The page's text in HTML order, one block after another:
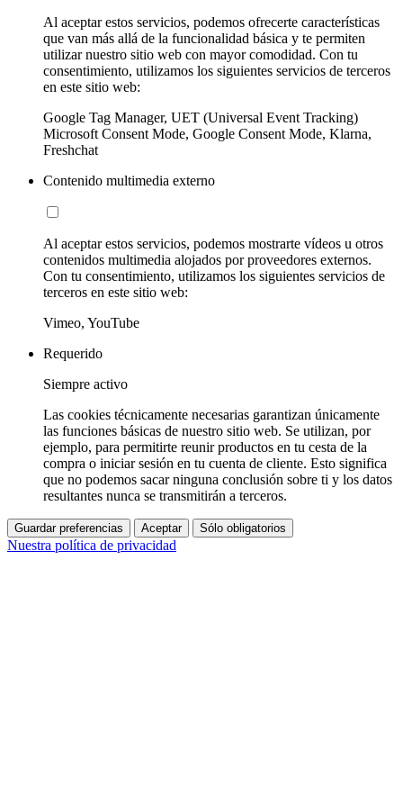
Al aceptar estos servicios, podemos ofrecerte características
que van más allá de la funcionalidad básica y te permiten
utilizar nuestro sitio web con mayor comodidad. Con tu
consentimiento, utilizamos los siguientes servicios de terceros
en este sitio web:
Google Tag Manager, UET (Universal Event Tracking)
Microsoft Consent Mode, Google Consent Mode, Klarna,
Freshchat
Contenido multimedia externo
Al aceptar estos servicios, podemos mostrarte vídeos u otros
contenidos multimedia alojados por proveedores externos.
Con tu consentimiento, utilizamos los siguientes servicios de
terceros en este sitio web:
Vimeo, YouTube
Requerido
Siempre activo
Las cookies técnicamente necesarias garantizan únicamente
las funciones básicas de nuestro sitio web. Se utilizan, por
ejemplo, para permitirte reunir productos en tu cesta de la
compra o iniciar sesión en tu cuenta de cliente. Esto significa
que no podemos sacar ninguna conclusión sobre ti y los datos
resultantes nunca se transmitirán a terceros.
Guardar preferencias Aceptar Sólo obligatorios
Nuestra política de privacidad